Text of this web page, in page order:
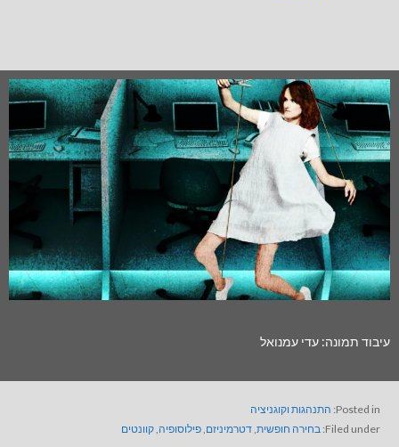
עיבוד תמונה: עדי עמנואל
Posted in: התנהגות וקוגניציה
Filed under: בחירה חופשית,דטרמיניזם,פילוסופיה,קוונטים